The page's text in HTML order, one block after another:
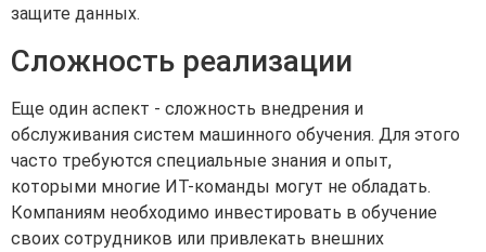
защите данных.
Сложность реализации
Еще один аспект - сложность внедрения и
обслуживания систем машинного обучения. Для этого
часто требуются специальные знания и опыт,
которыми многие ИТ-команды могут не обладать.
Компаниям необходимо инвестировать в обучение
своих сотрудников или привлекать внешних